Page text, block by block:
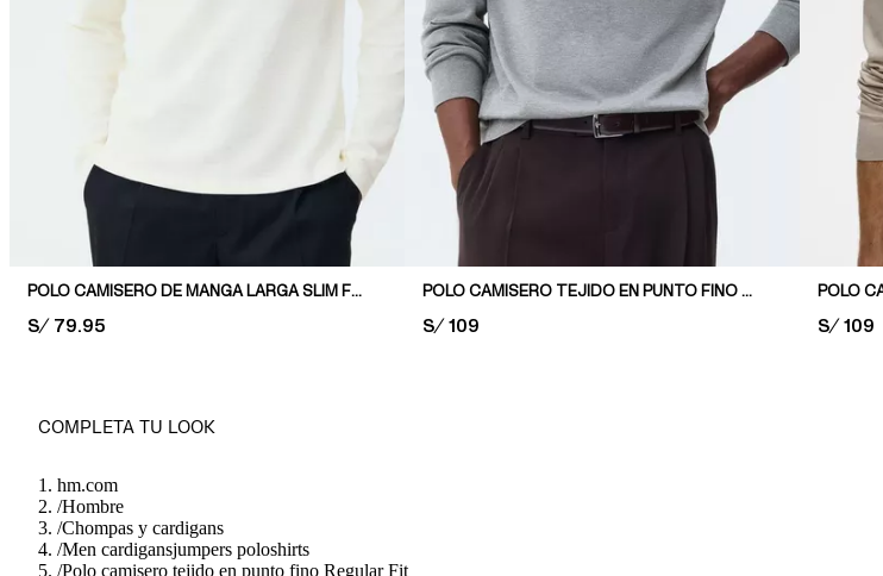
POLO CAMISERO DE MANGA LARGA SLIM FIT
PRICE:
S/ 79.95
POLO CAMISERO TEJIDO EN PUNTO FINO REGULAR FIT
PRICE:
S/ 109 PRICE:
S/ 109
COMPLETA TU LOOK
hm.com
/Hombre
/Chompas y cardigans
/Men cardigansjumpers poloshirts
/Polo camisero tejido en punto fino Regular Fit